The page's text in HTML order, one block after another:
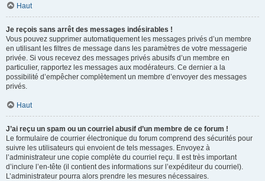
Haut
Je reçois sans arrêt des messages indésirables !
Vous pouvez supprimer automatiquement les messages privés d’un membre
en utilisant les filtres de message dans les paramètres de votre messagerie
privée. Si vous recevez des messages privés abusifs d’un membre en
particulier, rapportez les messages aux modérateurs. Ce dernier a la
possibilité d’empêcher complètement un membre d’envoyer des messages
privés.
Haut
J’ai reçu un spam ou un courriel abusif d’un membre de ce forum !
Le formulaire de courrier électronique du forum comprend des sécurités pour
suivre les utilisateurs qui envoient de tels messages. Envoyez à
l’administrateur une copie complète du courriel reçu. Il est très important
d’inclure l’en-tête (il contient des informations sur l’expéditeur du courriel).
L’administrateur pourra alors prendre les mesures nécessaires.